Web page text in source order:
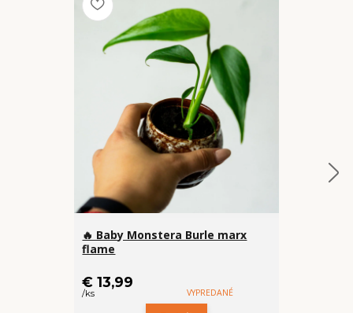
🔥 Baby Monstera Burle marx
flame
€ 13,99
/ks VYPREDANÉ